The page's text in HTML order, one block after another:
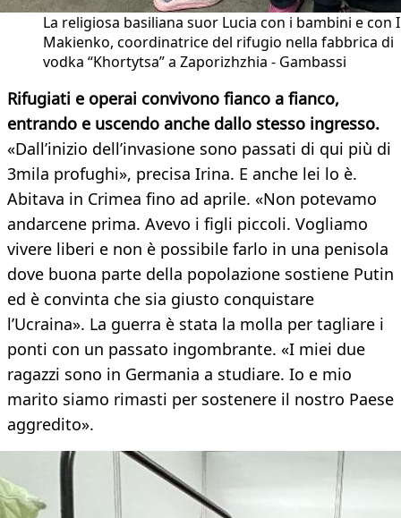
La religiosa basiliana suor Lucia con i bambini e con
Makienko, coordinatrice del rifugio nella fabbrica di
vodka “Khortytsa” a Zaporizhzhia - Gambassi
Rifugiati e operai convivono fianco a fianco,
entrando e uscendo anche dallo stesso ingresso.
«Dall’inizio dell’invasione sono passati di qui più di
3mila profughi», precisa Irina. E anche lei lo è.
Abitava in Crimea fino ad aprile. «Non potevamo
andarcene prima. Avevo i figli piccoli. Vogliamo
vivere liberi e non è possibile farlo in una penisola
dove buona parte della popolazione sostiene Putin
ed è convinta che sia giusto conquistare
l’Ucraina». La guerra è stata la molla per tagliare i
ponti con un passato ingombrante. «I miei due
ragazzi sono in Germania a studiare. Io e mio
marito siamo rimasti per sostenere il nostro Paese
aggredito».